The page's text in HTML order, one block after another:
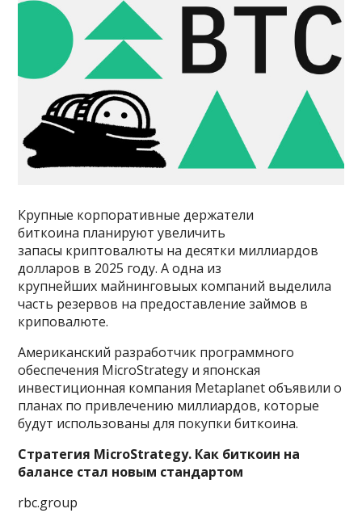
Крупные корпоративные держатели
биткоина планируют увеличить
запасы криптовалюты на десятки миллиардов
долларов в 2025 году. А одна из
крупнейших майнинговыых компаний выделила
часть резервов на предоставление займов в
криповалюте.
Американский разработчик программного
обеспечения MicroStrategy и японская
инвестиционная компания Metaplanet объявили о
планах по привлечению миллиардов, которые
будут использованы для покупки биткоина.
Стратегия MicroStrategy. Как биткоин на
балансе стал новым стандартом
rbc.group